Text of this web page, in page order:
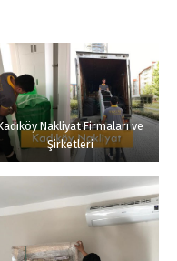
Nakliyat Firmaları ve
Şirketleri